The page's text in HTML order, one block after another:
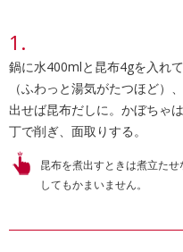
鍋に水400mlと昆布4gを入れ
（ふわっと湯気がたつほど）
出せば昆布だしに。かぼちゃ
丁で削ぎ、面取りする。
昆布を煮出すときは煮立た
してもかまいません。